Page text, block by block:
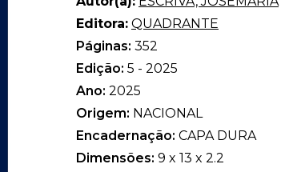
Editora: QUADRANTE
Páginas: 352
Edição: 5 - 2025
Ano: 2025
Origem: NACIONAL
Encadernação: CAPA DURA
Dimensões: 9 x 13 x 2.2